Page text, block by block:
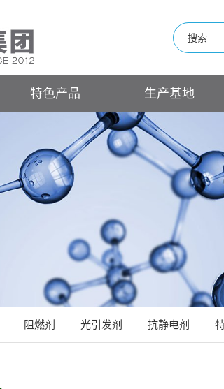
特色产品 生产基地
阻燃剂 光引发剂 抗静电剂